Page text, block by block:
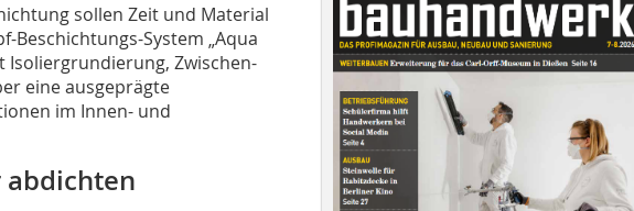
sollen Zeit und Material
Beschichtungs-System „Aqua
Isoliergrundierung, Zwischen-
eine ausgeprägte
im Innen- und
abdichten